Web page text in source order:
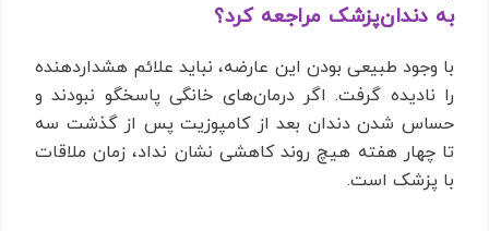
به دندان‌پزشک مراجعه کرد؟
با وجود طبیعی بودن این عارضه، نباید علائم هشداردهنده
را نادیده گرفت. اگر درمان‌های خانگی پاسخگو نبودند و
حساس شدن دندان بعد از کامپوزیت پس از گذشت سه
تا چهار هفته هیچ روند کاهشی نشان نداد، زمان ملاقات
با پزشک است.